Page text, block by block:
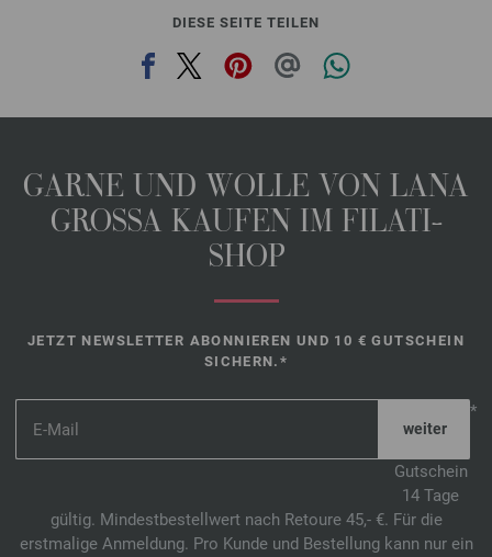
DIESE SEITE TEILEN
GARNE UND WOLLE VON LANA
GROSSA KAUFEN IM FILATI-
SHOP
JETZT NEWSLETTER ABONNIEREN UND 10 € GUTSCHEIN
SICHERN.*
*
Gutschein
14 Tage
gültig. Mindestbestellwert nach Retoure 45,- €. Für die
erstmalige Anmeldung. Pro Kunde und Bestellung kann nur ein